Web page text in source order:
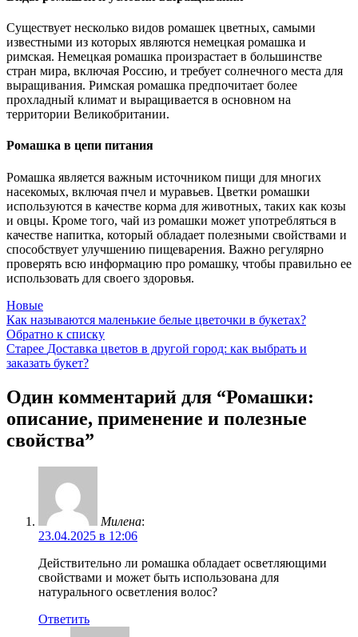
Существует несколько видов ромашек цветных, самыми
известными из которых являются немецкая ромашка и
римская. Немецкая ромашка произрастает в большинстве
стран мира, включая Россию, и требует солнечного места для
выращивания. Римская ромашка предпочитает более
прохладный климат и выращивается в основном на
территории Великобритании.
Ромашка в цепи питания
Ромашка является важным источником пищи для многих
насекомых, включая пчел и муравьев. Цветки ромашки
используются в качестве корма для животных, таких как козы
и овцы. Кроме того, чай из ромашки может употребляться в
качестве напитка, который обладает полезными свойствами и
способствует улучшению пищеварения. Важно регулярно
проверять всю информацию про ромашку, чтобы правильно ее
использовать для своего здоровья.
Новые
Как называются маленькие белые цветочки в букетах?
Обратно к списку
Старее Доставка цветов в другой город: как выбрать и
заказать букет?
Один комментарий для “Ромашки:
описание, применение и полезные
свойства”
Милена:
23.04.2025 в 12:06
Действительно ли ромашка обладает осветляющими
свойствами и может быть использована для
натурального осветления волос?
Ответить